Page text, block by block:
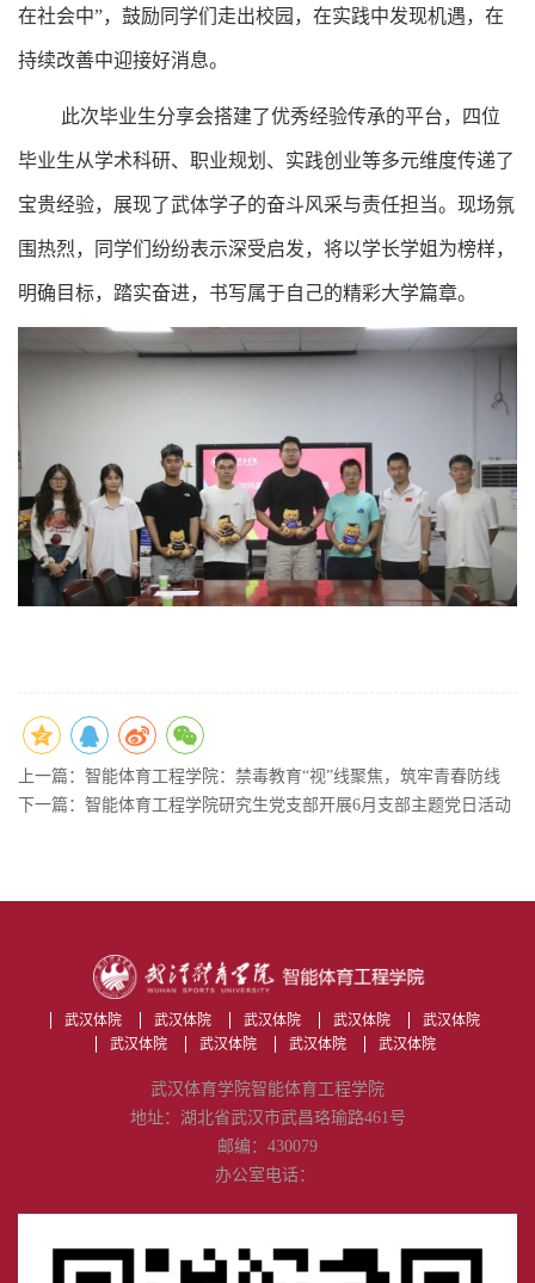
在社会中”，鼓励同学们走出校园，在实践中发现机遇，在
持续改善中迎接好消息。
此次毕业生分享会搭建了优秀经验传承的平台，四位
毕业生从学术科研、职业规划、实践创业等多元维度传递了
宝贵经验，展现了武体学子的奋斗风采与责任担当。现场氛
围热烈，同学们纷纷表示深受启发，将以学长学姐为榜样，
明确目标，踏实奋进，书写属于自己的精彩大学篇章。
上一篇：智能体育工程学院：禁毒教育“视”线聚焦，筑牢青春防线
下一篇：智能体育工程学院研究生党支部开展6月支部主题党日活动
武汉体院 武汉体院 武汉体院 武汉体院
武汉体院
武汉体院
武汉体院 武汉体院 武汉体院
武汉体育学院智能体育工程学院
地址：湖北省武汉市武昌珞瑜路461号
邮编：430079
办公室电话：